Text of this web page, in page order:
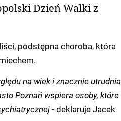
Dzień Walki z
podstępna choroba, która
na wiek i znacznie utrudnia
Poznań wspiera osoby, które
-deklaruje Jacek